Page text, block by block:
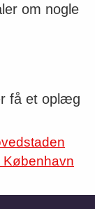
om nogle
få et oplæg
København